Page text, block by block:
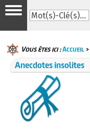
Vous êtes ici :Accueil >
Anecdotes insolites